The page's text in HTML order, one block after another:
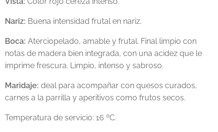
Nariz: Buena intensidad frutal en nariz.
Boca: Aterciopelado, amable y frutal. Final limpio con
notas de madera bien integrada, con una acidez que le
imprime frescura. Limpio, intenso y sabroso.
Maridaje: deal para acompañar con quesos curados,
carnes a la parrilla y aperitivos como frutos secos.
Temperatura de servicio: 16 ºC.